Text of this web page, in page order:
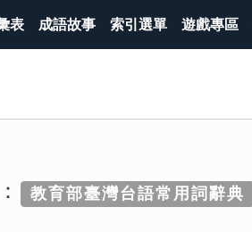
表 成語故事 索引選單 遊戲專區
教育部臺灣台語常用詞辭典